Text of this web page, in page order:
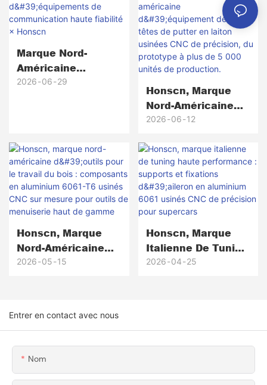
Marque Nord-
Américaine
D'équipements De
2026 06 29
Honscn, Marque
Nord-Américaine
D'équipement De
Putter En Laiton
Usinées CNC De
Précision, Du
Prototype À Plus
De 5 000 Unités De
2026 06 12
Honscn, Marque
Nord-Américaine
D'outils Pour Le
Usinés CNC Sur
2026 05 15
Honscn, Marque
Italienne De Tuning
Haute
2026 04 25
Entrer en contact avec nous
Nom